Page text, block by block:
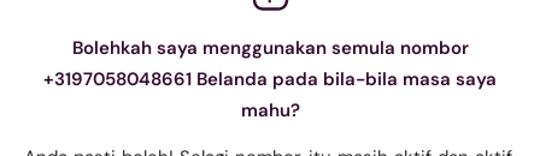
Bolehkah saya menggunakan semula nombor
+3197058048661 Belanda pada bila-bila masa saya
mahu?